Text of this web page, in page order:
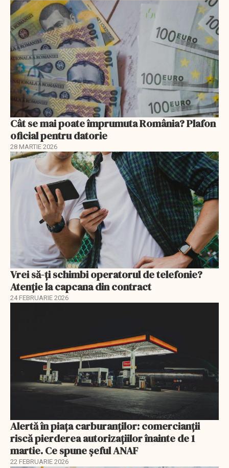
Cât se mai poate împrumuta România? Plafon
oficial pentru datorie
28 MARTIE 2026
Vrei să-ți schimbi operatorul de telefonie?
Atenție la capcana din contract
24 FEBRUARIE 2026
Alertă în piața carburanților: comercianții
riscă pierderea autorizațiilor înainte de 1
martie. Ce spune șeful ANAF
22 FEBRUARIE 2026